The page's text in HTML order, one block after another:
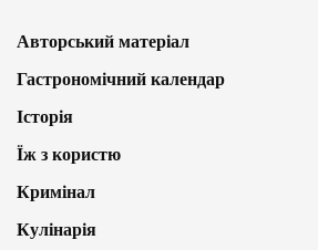
Авторський матеріал
Гастрономічний календар
Історія
Їж з користю
Кримінал
Кулінарія